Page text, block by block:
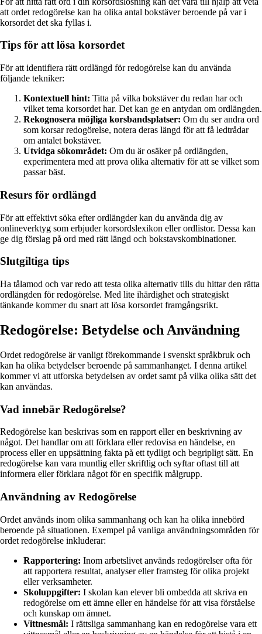
att ordet redogörelse kan ha olika antal bokstäver beroende på var i
korsordet det ska fyllas i.
Tips för att lösa korsordet
För att identifiera rätt ordlängd för redogörelse kan du använda
följande tekniker:
Kontextuell hint: Titta på vilka bokstäver du redan har och
vilket tema korsordet har. Det kan ge en antydan om ordlängden.
Rekognosera möjliga korsbandsplatser: Om du ser andra ord
som korsar redogörelse, notera deras längd för att få ledtrådar
om antalet bokstäver.
Utvidga sökområdet: Om du är osäker på ordlängden,
experimentera med att prova olika alternativ för att se vilket som
passar bäst.
Resurs för ordlängd
För att effektivt söka efter ordlängder kan du använda dig av
onlineverktyg som erbjuder korsordslexikon eller ordlistor. Dessa kan
ge dig förslag på ord med rätt längd och bokstavskombinationer.
Slutgiltiga tips
Ha tålamod och var redo att testa olika alternativ tills du hittar den rätta
ordlängden för redogörelse. Med lite ihärdighet och strategiskt
tänkande kommer du snart att lösa korsordet framgångsrikt.
Redogörelse: Betydelse och Användning
Ordet redogörelse är vanligt förekommande i svenskt språkbruk och
kan ha olika betydelser beroende på sammanhanget. I denna artikel
kommer vi att utforska betydelsen av ordet samt på vilka olika sätt det
kan användas.
Vad innebär Redogörelse?
Redogörelse kan beskrivas som en rapport eller en beskrivning av
något. Det handlar om att förklara eller redovisa en händelse, en
process eller en uppsättning fakta på ett tydligt och begripligt sätt. En
redogörelse kan vara muntlig eller skriftlig och syftar oftast till att
informera eller förklara något för en specifik målgrupp.
Användning av Redogörelse
Ordet används inom olika sammanhang och kan ha olika innebörd
beroende på situationen. Exempel på vanliga användningsområden för
ordet redogörelse inkluderar:
Rapportering: Inom arbetslivet används redogörelser ofta för
att rapportera resultat, analyser eller framsteg för olika projekt
eller verksamheter.
Skoluppgifter: I skolan kan elever bli ombedda att skriva en
redogörelse om ett ämne eller en händelse för att visa förståelse
och kunskap om ämnet.
Vittnesmål: I rättsliga sammanhang kan en redogörelse vara ett